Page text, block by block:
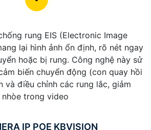
rung EIS (Electronic Image
lại hình ảnh ổn định, rõ nét ngay
hoặc bị rung. Công nghệ này sử
biến chuyển động (con quay hồi
và điều chỉnh các rung lắc, giảm
trong video
IP POE KBVISION